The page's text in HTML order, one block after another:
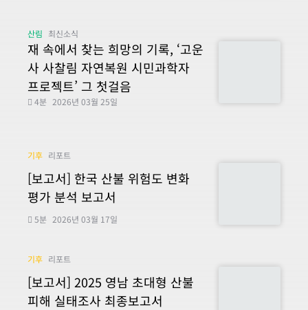
산림 최신소식
재 속에서 찾는 희망의 기록, ‘고운
사 사찰림 자연복원 시민과학자
프로젝트’ 그 첫걸음
4분 2026년 03월 25일
기후 리포트
[보고서] 한국 산불 위험도 변화
평가 분석 보고서
5분 2026년 03월 17일
기후 리포트
[보고서] 2025 영남 초대형 산불
피해 실태조사 최종보고서